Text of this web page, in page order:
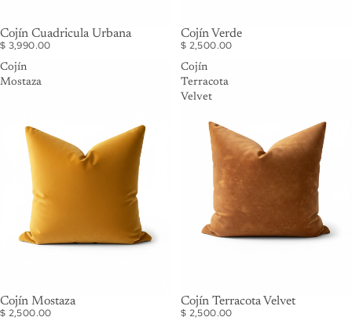
Cojín Cuadricula Urbana
$ 3,990.00
Cojín Verde
$ 2,500.00
Cojín
Mostaza
Cojín Mostaza
$ 2,500.00
Cojín
Terracota
Velvet
AGOTADO
Cojín Terracota Velvet
$ 2,500.00